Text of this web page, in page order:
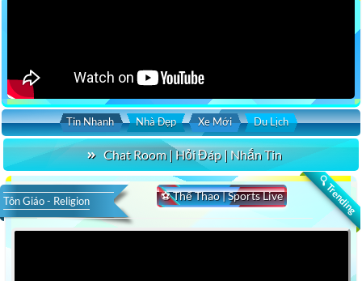
Tin Nhanh Nhà Đẹp Xe Mới Du Lịch
Chat Room | Hỏi Đáp | Nhắn Tin
🔍 Trending
⚽ Thể Thao | Sports Live
Tôn Giáo - Religion